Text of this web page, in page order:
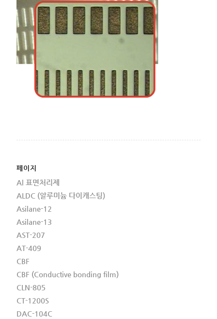
페이지
Al 표면처리제
ALDC (알루미늄 다이캐스팅)
Asilane-12
Asilane-13
AST-207
AT-409
CBF
CBF (Conductive bonding film)
CLN-805
CT-1200S
DAC-104C